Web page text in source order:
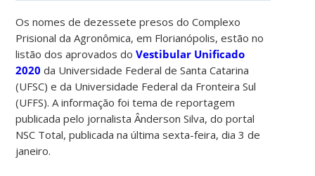
Os nomes de dezessete presos do Complexo
Prisional da Agronômica, em Florianópolis, estão no
listão dos aprovados doVestibular Unificado
2020 da Universidade Federal de Santa Catarina
(UFSC) e da Universidade Federal da Fronteira Sul
(UFFS). A informação foi tema de reportagem
publicada pelo jornalista Ânderson Silva, do portal
NSC Total, publicada na última sexta-feira, dia 3 de
janeiro.